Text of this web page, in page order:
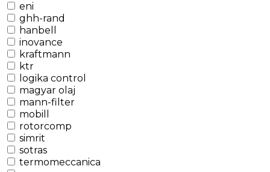
eni
ghh-rand
hanbell
inovance
kraftmann
ktr
logika control
magyar olaj
mann-filter
mobill
rotorcomp
simrit
sotras
termomeccanica